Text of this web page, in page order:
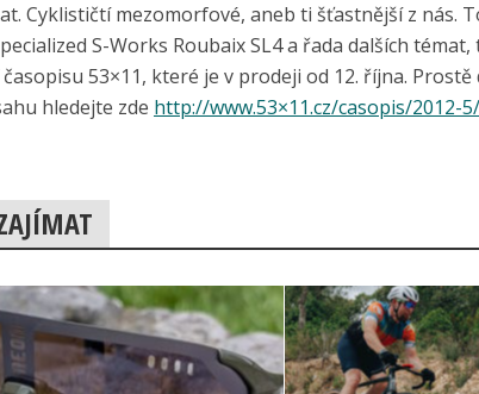
Cyklističtí mezomorfové, aneb ti šťastnější z nás.
S-Works Roubaix SL4 a řada dalších
53×11, které je v prodeji od 12. října.
hledejte zde http://www.53×11.cz/casopis/2012-5/